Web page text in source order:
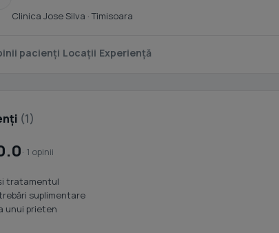
Clinica Jose Silva · Timisoara
pacienți Locații Experiență
(1)
· 1 opinii
tratamentul
suplimentare
unui prieten